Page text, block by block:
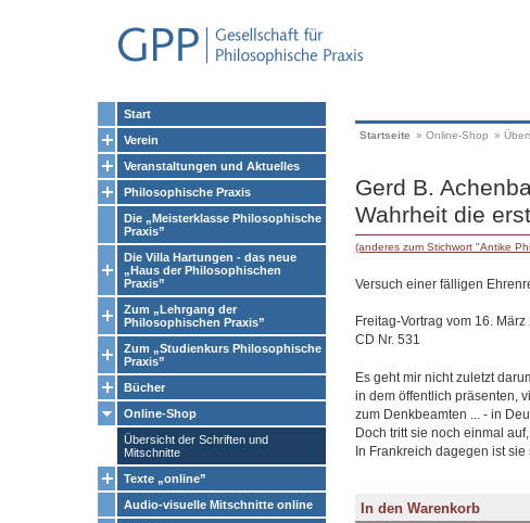
Start
Verein
Veranstaltungen und Aktuelles
Philosophische Praxis
Die „Meisterklasse Philosophische
Praxis”
Die Villa Hartungen - das neue
„Haus der Philosophischen
Praxis”
Zum „Lehrgang der
Philosophischen Praxis”
Zum „Studienkurs Philosophische
Praxis”
Bücher
Online-Shop
Übersicht der Schriften und
Mitschnitte
Texte „online”
Audio-visuelle Mitschnitte online
Startseite » Online-Shop »
Gerd B.
Wahrheit die
(anderes zum Stichwort "Antike
Versuch einer fälligen
Freitag-Vortrag vom 16. März
CD Nr. 531
Es geht mir nicht zuletzt
in dem öffentlich präsenten,
zum Denkbeamten ... - in
Doch tritt sie noch einmal
In Frankreich dagegen ist